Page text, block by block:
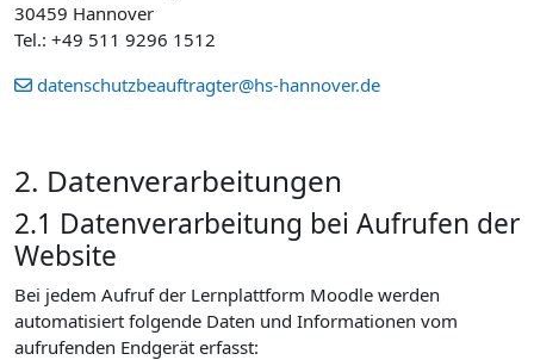
30459 Hannover
Tel.: +49 511 9296 1512
datenschutzbeauftragter@hs-hannover.de
2. Datenverarbeitungen
2.1 Datenverarbeitung bei Aufrufen der
Website
Bei jedem Aufruf der Lernplattform Moodle werden
automatisiert folgende Daten und Informationen vom
aufrufenden Endgerät erfasst: